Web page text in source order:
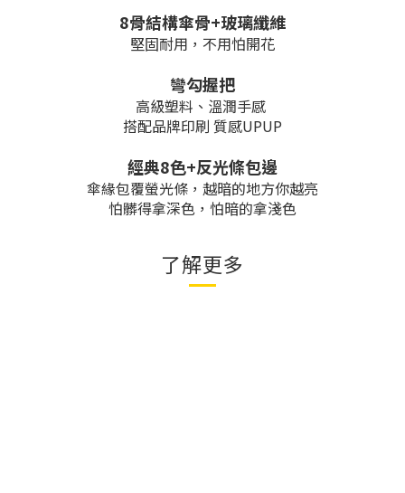
8骨結構傘骨+玻璃纖維
堅固耐用，不用怕開花
彎勾握把
高級塑料、溫潤手感
搭配品牌印刷 質感UPUP
經典8色+反光條包邊
傘緣包覆螢光條，越暗的地方你越亮
怕髒得拿深色，怕暗的拿淺色
了解更多